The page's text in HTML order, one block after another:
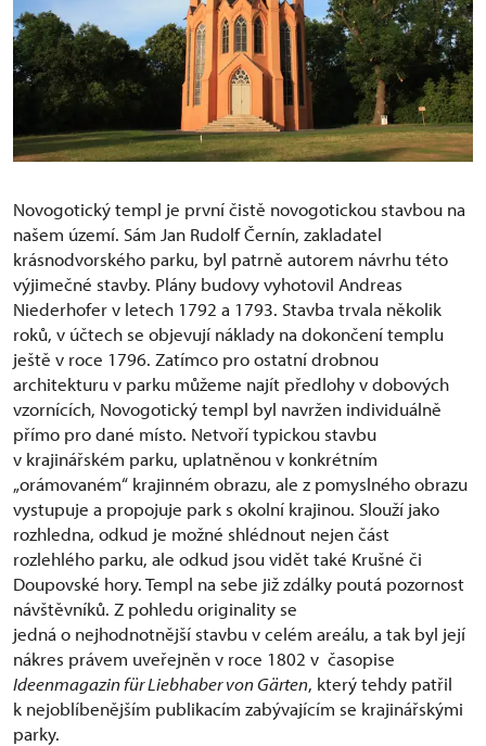
Novogotický templ je první čistě novogotickou stavbou na
našem území. Sám Jan Rudolf Černín, zakladatel
krásnodvorského parku, byl patrně autorem návrhu této
výjimečné stavby. Plány budovy vyhotovil Andreas
Niederhofer v letech 1792 a 1793. Stavba trvala několik
roků, v účtech se objevují náklady na dokončení templu
ještě v roce 1796. Zatímco pro ostatní drobnou
architekturu v parku můžeme najít předlohy v dobových
vzornících, Novogotický templ byl navržen individuálně
přímo pro dané místo. Netvoří typickou stavbu
v krajinářském parku, uplatněnou v konkrétním
„orámovaném“ krajinném obrazu, ale z pomyslného obrazu
vystupuje a propojuje park s okolní krajinou. Slouží jako
rozhledna, odkud je možné shlédnout nejen část
rozlehlého parku, ale odkud jsou vidět také Krušné či
Doupovské hory. Templ na sebe již zdálky poutá pozornost
návštěvníků. Z pohledu originality se
jedná o nejhodnotnější stavbu v celém areálu, a tak byl její
nákres právem uveřejněn v roce 1802 v časopise
Ideenmagazin für Liebhaber von Gärten, který tehdy patřil
k nejoblíbenějším publikacím zabývajícím se krajinářskými
parky.